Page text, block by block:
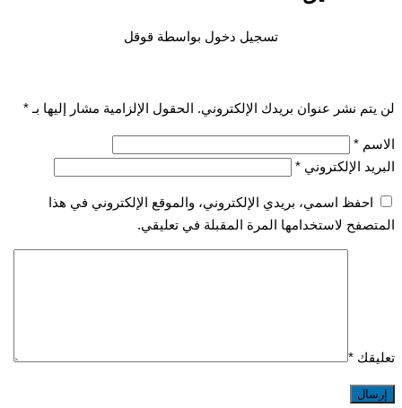
تسجيل دخول بواسطة قوقل
نشر عنوان بريدك الإلكتروني. الحقول الإلزامية مشار إليها بـ*
*
الإلكتروني *
احفظ اسمي، بريدي الإلكتروني، والموقع الإلكتروني في هذا
لاستخدامها المرة المقبلة في تعليقي.
*